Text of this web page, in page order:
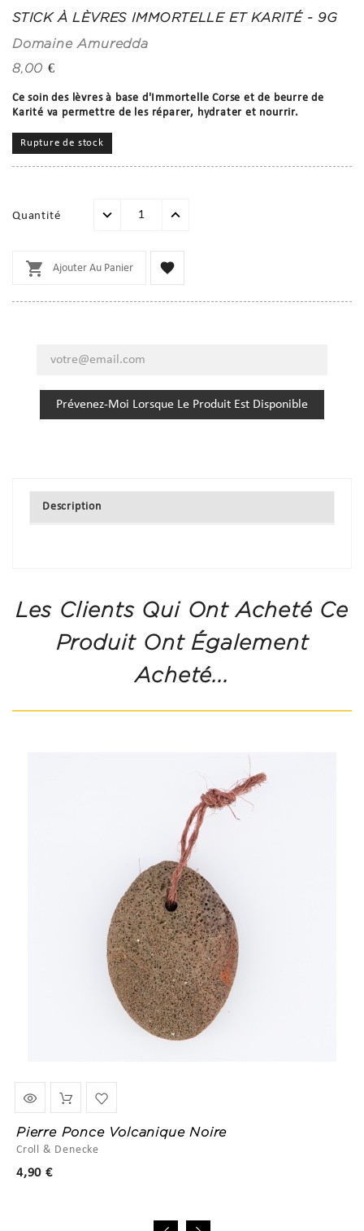
STICK À LÈVRES IMMORTELLE ET KARITÉ - 9G
Domaine Amuredda
8,00 €
Ce soin des lèvres à base d'Immortelle Corse et de beurre de
Karité va permettre de les réparer, hydrater et nourrir.
Rupture de stock
Quantité
 Ajouter Au Panier 
Prévenez-Moi Lorsque Le Produit Est Disponible
Description
Les Clients Qui Ont Acheté Ce
Produit Ont Également
Acheté...
Pierre Ponce Volcanique Noire
Croll & Denecke
4,90 €